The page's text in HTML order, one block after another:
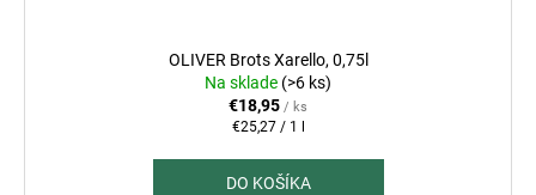
OLIVER Brots Xarello, 0,75l
Na sklade (>6 ks)
€18,95 / ks
Jednotková
€25,27 / 1 l
DO KOŠÍKA